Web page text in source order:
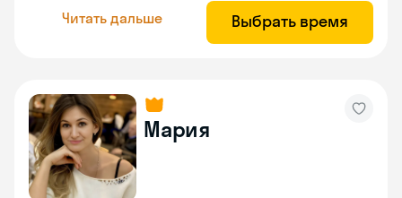
Читать дальше Выбрать время
Мария